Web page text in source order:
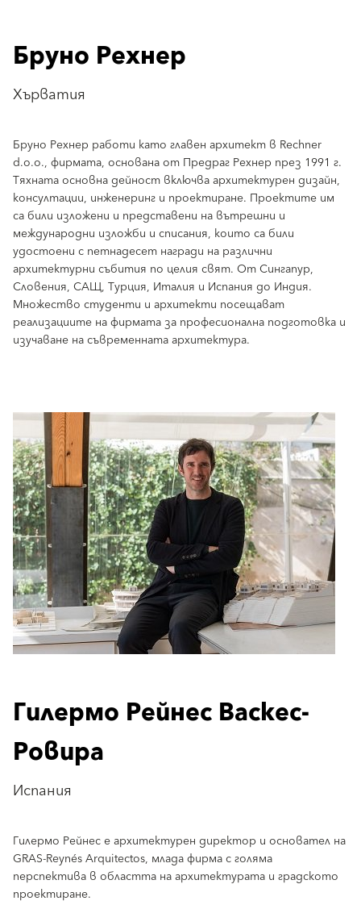
Бруно Рехнер
Хърватия
Бруно Рехнер работи като главен архитект в Rechner
d.o.o., фирмата, основана от Предраг Рехнер през 1991 г.
Тяхната основна дейност включва архитектурен дизайн,
консултации, инженеринг и проектиране. Проектите им
са били изложени и представени на вътрешни и
международни изложби и списания, които са били
удостоени с петнадесет награди на различни
архитектурни събития по целия свят. От Сингапур,
Словения, САЩ, Турция, Италия и Испания до Индия.
Множество студенти и архитекти посещават
реализациите на фирмата за професионална подготовка и
изучаване на съвременната архитектура.
Гилермо Рейнес Васкес-
Ровира
Испания
Гилермо Рейнес е архитектурен директор и основател на
GRAS-Reynés Arquitectos, млада фирма с голяма
перспектива в областта на архитектурата и градското
проектиране.